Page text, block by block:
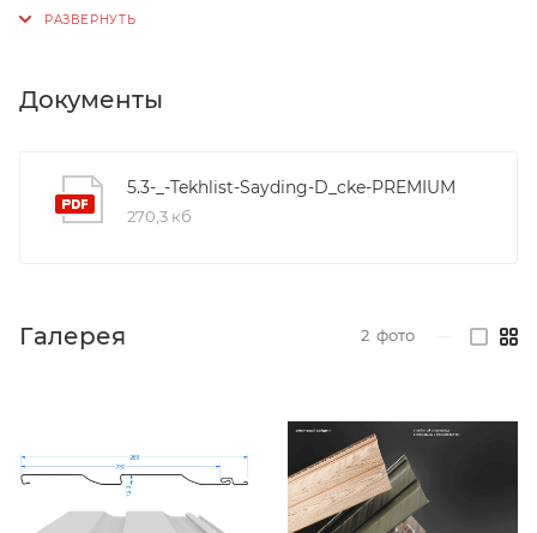
Документы
5.3-_-Tekhlist-Sayding-D_cke-PREMIUM
270,3 кб
Галерея 2 фото